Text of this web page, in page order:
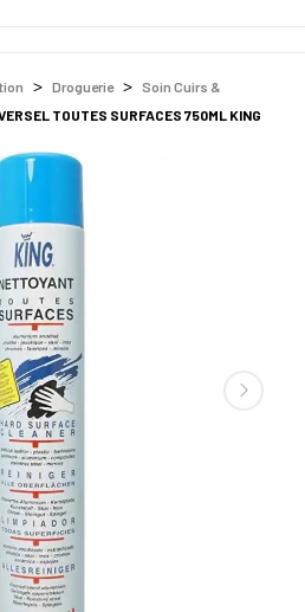
Droguerie
Soin Cuirs &
TOUTES SURFACES 750ML KING